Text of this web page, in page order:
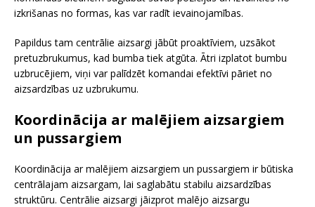
izkrišanas no formas, kas var radīt ievainojamības.
Papildus tam centrālie aizsargi jābūt proaktīviem, uzsākot
pretuzbrukumus, kad bumba tiek atgūta. Ātri izplatot bumbu
uzbrucējiem, viņi var palīdzēt komandai efektīvi pāriet no
aizsardzības uz uzbrukumu.
Koordinācija ar malējiem aizsargiem
un pussargiem
Koordinācija ar malējiem aizsargiem un pussargiem ir būtiska
centrālajam aizsargam, lai saglabātu stabilu aizsardzības
struktūru. Centrālie aizsargi jāizprot malējo aizsargu